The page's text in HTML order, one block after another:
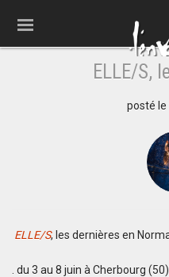
ELLE/S,
posté le
ELLE/S, les dernières en
. du 3 au 8 juin à Cherbourg